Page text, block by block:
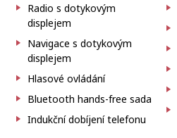
Radio s dotykovým
displejem
Navigace s dotykovým
displejem
Hlasové ovládání
Bluetooth hands-free sada
Indukční dobíjení telefonu